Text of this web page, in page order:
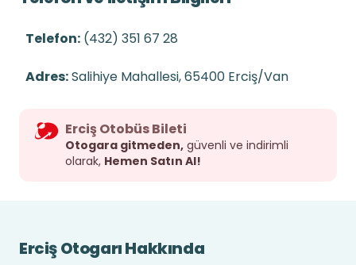
Telefon: (432) 351 67 28
Adres:Salihiye Mahallesi, 65400 Erciş/Van
Erciş Otobüs Bileti
Otogara gitmeden, güvenli ve indirimli
olarak, Hemen Satın Al!
Erciş Otogarı Hakkında